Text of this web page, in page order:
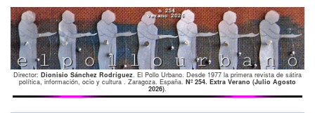
Director: Dionisio Sánchez Rodríguez. El Pollo Urbano. Desde 1977 la primera revista de sátira
política, información, ocio y cultura . Zaragoza. España. Nº 254. Extra Verano (Julio Agosto
2026).